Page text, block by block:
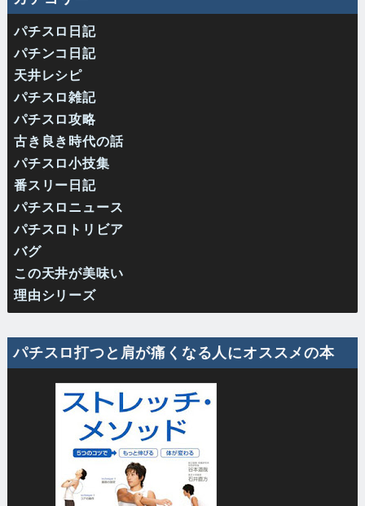
パチスロ日記
パチンコ日記
天井レシピ
パチスロ雑記
パチスロ攻略
古き良き時代の話
パチスロ小技集
番スリー日記
パチスロニュース
パチスロトリビア
バグ
この天井が美味い
理由シリーズ
パチスロ打つと肩が痛くなる人にオススメの本